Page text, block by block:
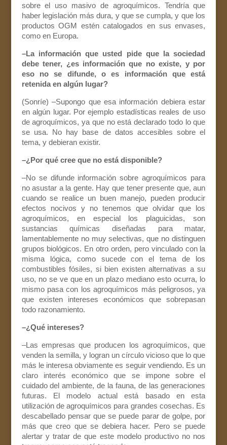
sobre el uso masivo de agroquímicos. Tendría que
haber legislación más dura, y que se cumpla, y que los
productos OGM estén catalogados en sus envases,
como en Europa.
–La información que usted pide que la sociedad
debe tener, ¿es información que no existe, y por
eso no se difunde, o es información que está
retenida en algún lugar?
(Sonríe) –Supongo que esa información debiera estar
en algún lugar. Por ejemplo estadísticas reales de uso
de agroquímicos, ya que no está declarado todo lo que
se usa. No hay base de datos accesibles sobre el
tema, y debieran existir.
–¿Por qué cree que no está disponible?
–No se difunde información sobre agroquímicos para
no asustar a la gente. Hay que tener presente que, aun
cuando se realice un buen manejo, pueden producir
efectos nocivos y no tenemos que olvidar que los
agroquímicos, en especial los plaguicidas, son
sustancias químicas diseñadas para matar,
lamentablemente no muy selectivas, que no distinguen
grupos biológicos. En otro orden, pero vinculado con la
misma lógica, como sucede con el tema de los
combustibles fósiles, si bien existen alternativas a su
uso, no se ve que en un plazo mediano esto ocurra, lo
mismo pasa con los agroquímicos más peligrosos, ya
que existen intereses económicos que sobrepasan
todo razonamiento.
–¿Qué intereses?
–Las empresas que producen los agroquímicos, que
venden la semilla, y logran un círculo vicioso que lo que
más le interesa obviamente es seguir vendiendo. Es un
claro interés económico que se impone sobre el
cuidado del ambiente, de la fauna, de las generaciones
futuras. El modelo actual está basado en esta
utilización de agroquímicos para grandes cosechas. Es
descabellado pensar que se puede parar de golpe, por
más que creo que se debiera hacer. Pero se puede
alertar y tratar de que este modelo productivo no nos